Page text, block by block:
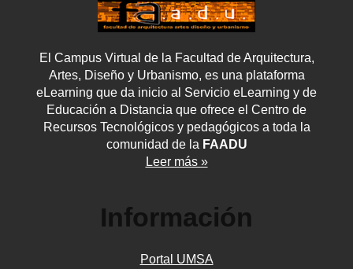
El Campus Virtual de la Facultad de Arquitectura,
Artes, Diseño y Urbanismo, es una plataforma
eLearning que da inicio al Servicio eLearning y de
Educación a Distancia que ofrece el Centro de
Recursos Tecnológicos y pedagógicos a toda la
comunidad de la FAADU
Leer más »
Información
Portal UMSA